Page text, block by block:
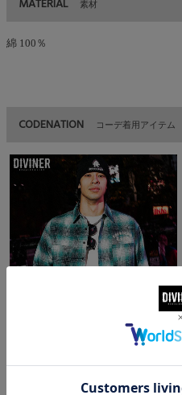
MATERIAL 素材
綿 100％
CODENATION コーデ着用アイテム
【BlackLetter】Rear Embroidery Plaid